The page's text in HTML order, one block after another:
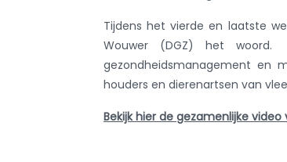
Tijdens het vierde en laatste
Wouwer (DGZ) het
gezondheidsmanagement en
houders en dierenartsen van
Bekijk hier de gezamenlijke